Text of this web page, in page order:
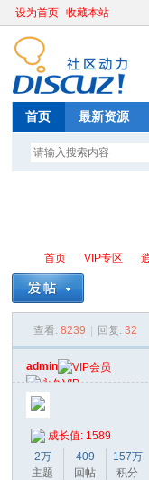
设为首页 收藏本站
首页 最新资源
首页
›
VIP专区
›
查看: 8239 回复: 32
admin
成长值: 1589
2万
主题
409
回帖
157万
积分